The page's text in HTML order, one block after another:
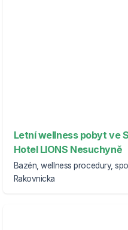
Letní wellness pobyt ve
Hotel LIONS Nesuchyně
Bazén, wellness procedury,
Rakovnicka